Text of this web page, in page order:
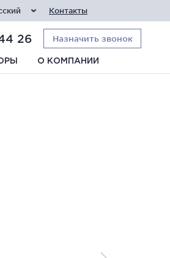
Контакты
26 Назначить звонок
О КОМПАНИИ